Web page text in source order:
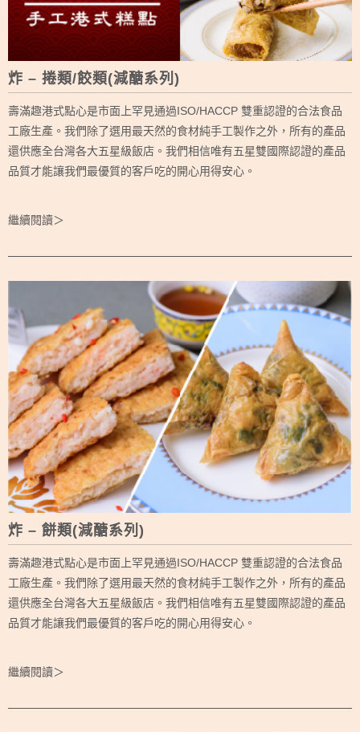
炸 – 捲類/餃類(減醣系列)
壽滿趣港式點心是市面上罕見通過ISO/HACCP 雙重認證的合法食品
工廠生產。我們除了選用最天然的食材純手工製作之外，所有的產品
還供應全台灣各大五星級飯店。我們相信唯有五星雙國際認證的產品
品質才能讓我們最優質的客戶吃的開心用得安心。
繼續閱讀＞
炸 – 餅類(減醣系列)
壽滿趣港式點心是市面上罕見通過ISO/HACCP 雙重認證的合法食品
工廠生產。我們除了選用最天然的食材純手工製作之外，所有的產品
還供應全台灣各大五星級飯店。我們相信唯有五星雙國際認證的產品
品質才能讓我們最優質的客戶吃的開心用得安心。
繼續閱讀＞